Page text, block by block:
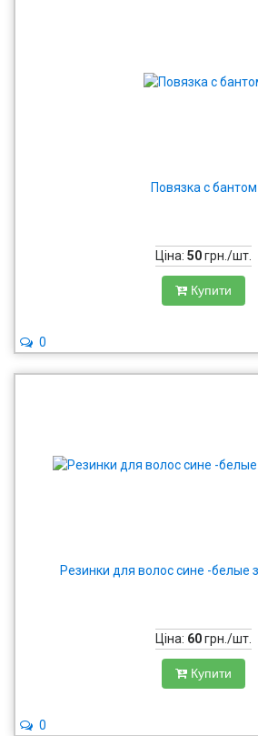
Повязка с бантом
Ціна: 50грн./шт.
Купити
0
Резинки для волос сине -белые
Ціна: 60грн./шт.
Купити
0